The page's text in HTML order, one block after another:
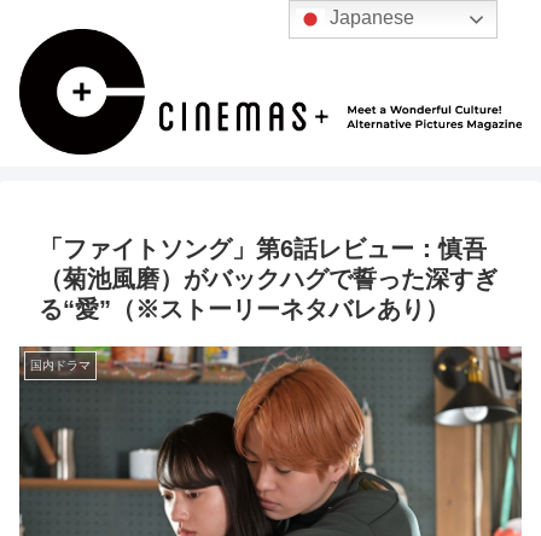
「ファイトソング」第6話レビュー：慎吾
（菊池風磨）がバックハグで誓った深すぎ
る“愛”（※ストーリーネタバレあり）
国内ドラマ
Japanese